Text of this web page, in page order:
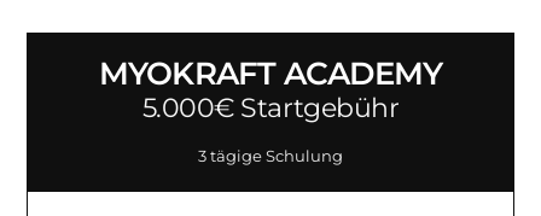
MYOKRAFT ACADEMY
5.000€ Startgebühr
3 tägige Schulung